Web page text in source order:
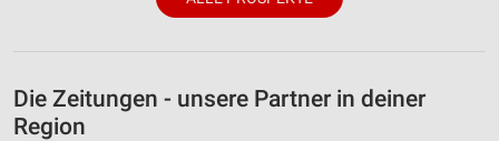
Die Zeitungen - unsere Partner in deiner
Region